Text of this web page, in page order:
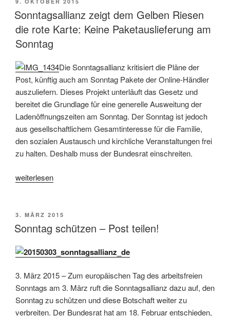
beim
Bundesrat
gefordert»
AM
Sonntagsallianz zeigt dem Gelben Riesen
die rote Karte: Keine Paketauslieferung am
Sonntag
Die Sonntagsallianz kritisiert die Pläne der
Post, künftig auch am Sonntag Pakete der Online-Händler
auszuliefern. Dieses Projekt unterläuft das Gesetz und
bereitet die Grundlage für eine generelle Ausweitung der
Ladenöffnungszeiten am Sonntag. Der Sonntag ist jedoch
aus gesellschaftlichem Gesamtinteresse für die Familie,
den sozialen Austausch und kirchliche Veranstaltungen frei
zu halten. Deshalb muss der Bundesrat einschreiten.
«Sonntagsallianz
Gelben
Riesen
rote
Keine
Paketauslieferung
am
Sonntag»
weiterlesen
VERÖFFENTLICHT
AM
3. MÄRZ 2015
Sonntag schützen – Post teilen!
3. März 2015 – Zum europäischen Tag des arbeitsfreien
Sonntags am 3. März ruft die Sonntagsallianz dazu auf, den
Sonntag zu schützen und diese Botschaft weiter zu
verbreiten. Der Bundesrat hat am 18. Februar entschieden,